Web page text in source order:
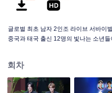
글로벌 최초 남자 2인조 라이브 서바이
중국과 태국 출신 12명의 빛나는 소년
수 있으며 첫 만남의 설레임부터 환상의
고의 인기 조로 선발된 커플은 세계적
회차